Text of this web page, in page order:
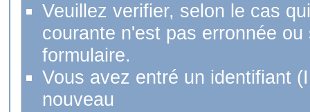
Veuillez verifier, selon le cas
courante n'est pas erronnée
formulaire.
Vous avez entré un identifiant
nouveau